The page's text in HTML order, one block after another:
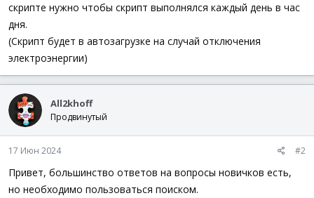
скрипте нужно чтобы скрипт выполнялся каждый день в час
дня.
(Скрипт будет в автозагрузке на случай отключения
электроэнергии)
All2khoff
Продвинутый
17 Июн 2024 #2
Привет, большинство ответов на вопросы новичков есть,
но необходимо пользоваться поиском.